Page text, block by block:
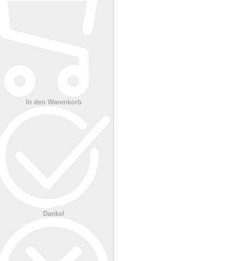
In den Warenkorb
Danke!